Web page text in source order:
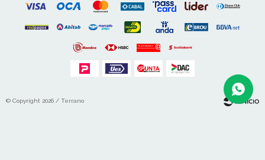
© Copyright 2026 / Terrano